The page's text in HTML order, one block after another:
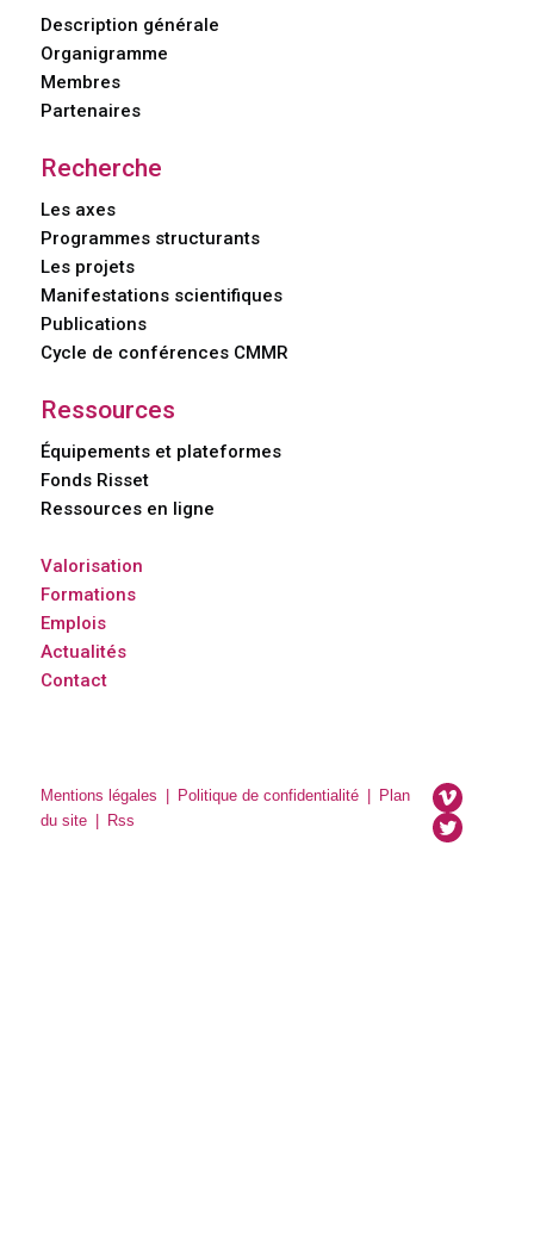
Description générale
Organigramme
Membres
Partenaires
Recherche
Les axes
Programmes structurants
Les projets
Manifestations scientifiques
Publications
Cycle de conférences CMMR
Ressources
Équipements et plateformes
Fonds Risset
Ressources en ligne
Valorisation
Formations
Emplois
Actualités
Contact
Mentions légales Politique de confidentialité
Plan
du site
Rss